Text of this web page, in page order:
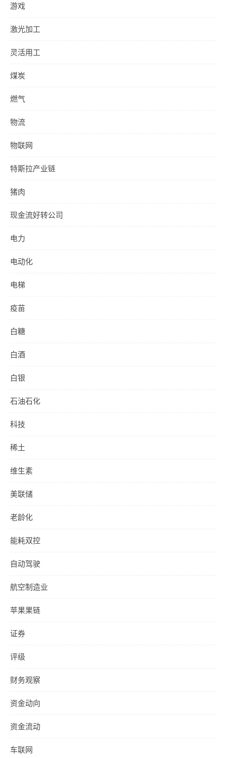
游戏
激光加工
灵活用工
煤炭
燃气
物流
物联网
特斯拉产业链
猪肉
现金流好转公司
电力
电动化
电梯
疫苗
白糖
白酒
白银
石油石化
科技
稀土
维生素
美联储
老龄化
能耗双控
自动驾驶
航空制造业
苹果果链
证券
评级
财务观察
资金动向
资金流动
车联网